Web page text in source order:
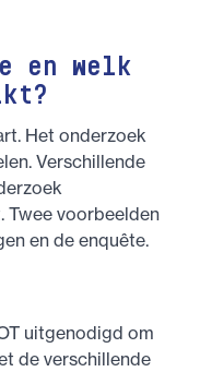
en welk
Het onderzoek
Verschillende
Twee voorbeelden
en de enquête.
uitgenodigd om
de verschillende